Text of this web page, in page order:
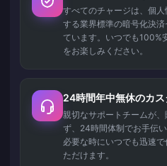
すべてのチャージは、個
する業界標準の暗号化決
ています。いつでも100%
をお楽しみください。
24時間年中無休のカ
親切なサポートチームが
ず、24時間体制でお手伝
必要な時にいつでも迅速
ただけます。